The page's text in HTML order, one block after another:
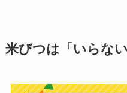
米びつは「いらな